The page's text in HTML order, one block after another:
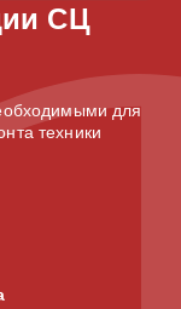
СЦ
для
техники